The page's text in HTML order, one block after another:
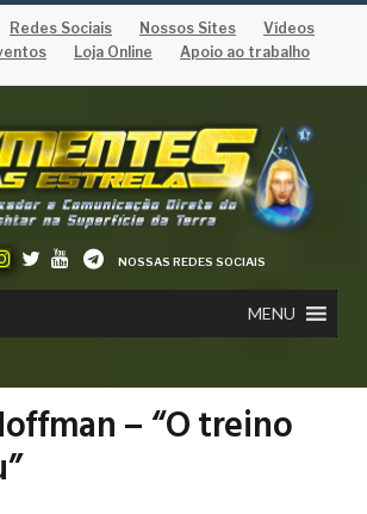
Redes Sociais Nossos Sites
Vídeos
Loja Online Apoio ao trabalho
NOSSAS REDES SOCIAIS
MENU
– “O treino